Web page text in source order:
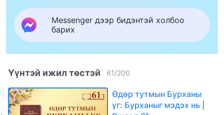
Messenger дээр бидэнтэй холбоо
барих
Үүнтэй ижил төстэй 61/200
Өдөр тутмын Бурханы
үг: Бурханыг мэдэх нь |